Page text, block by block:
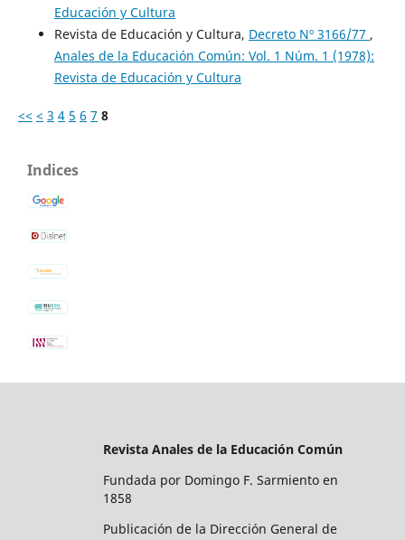
Educación y Cultura
Revista de Educación y Cultura, Decreto Nº 3166/77 ,
Anales de la Educación Común: Vol. 1 Núm. 1 (1978):
Revista de Educación y Cultura
<< < 3 4 5 6 7 8
Indices
Revista Anales de la Educación Común
Fundada por Domingo F. Sarmiento en
1858
Publicación de la Dirección General de